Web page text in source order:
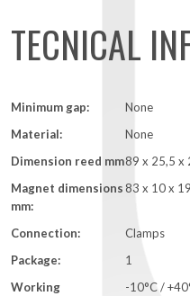
TECNICAL
Minimum gap:
None
Material:
None
Dimension reed mm89 x 25,5 x
Magnet dimensions
mm:
83 x 10 x 19
Connection:
Clamps
Package:
1
Working
-10°C /